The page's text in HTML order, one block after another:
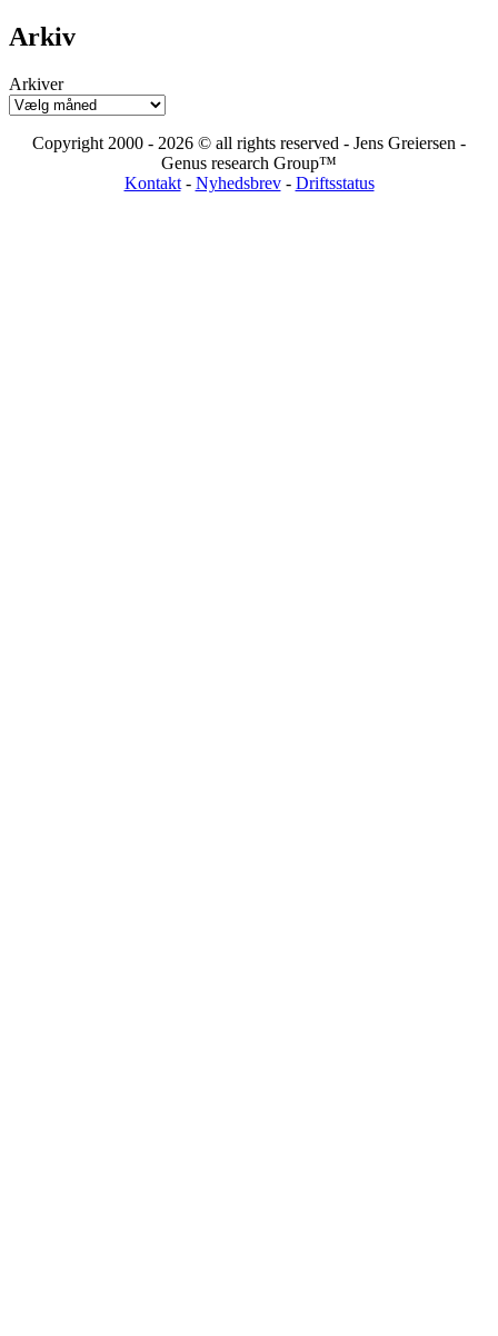
Arkiv
Arkiver
Copyright 2000 - 2026 © all rights reserved - Jens Greiersen -
Genus research Group™
Kontakt- Nyhedsbrev- Driftsstatus